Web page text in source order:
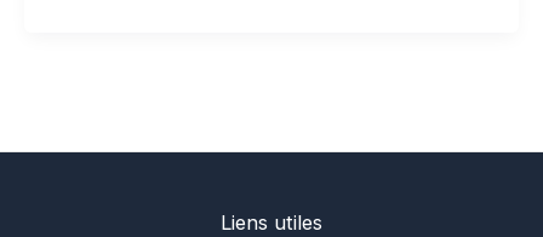
Liens utiles